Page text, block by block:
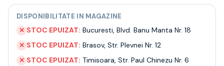
Termeni si conditii
Politica de confidentialitate
Intrebari frecvente
DISPONIBILITATE IN MAGAZINE
✕ STOC EPUIZAT: Bucuresti, Blvd. Banu Manta Nr. 18
✕ STOC EPUIZAT: Brasov, Str. Plevnei Nr. 12
✕ STOC EPUIZAT: Timisoara, Str. Paul Chinezu Nr. 6